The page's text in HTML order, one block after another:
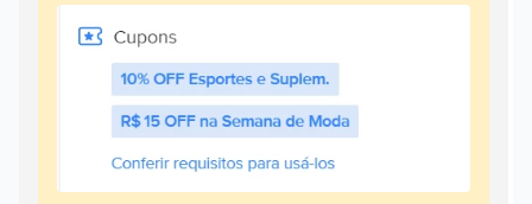
oferta do Promobit
ou MercadoLíder Platinum.
E lembre-se: você sempre pode contar ajuda da
comunidade para tirar dúvidas ou acionar os
nossos Admins marcando @admin
comentário ou através do Fale com o Promobit.